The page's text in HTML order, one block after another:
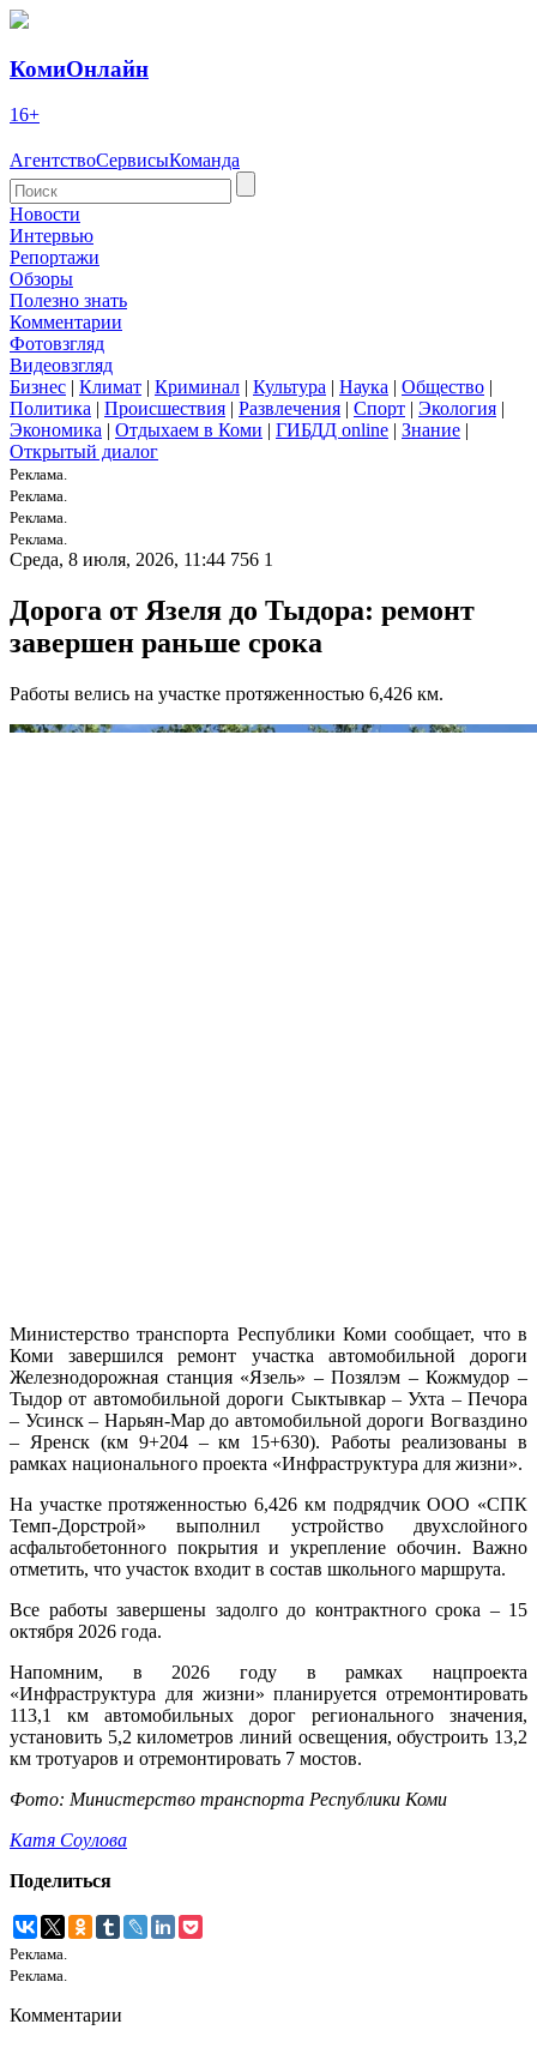
КомиОнлайн
16+
АгентствоСервисыКоманда
Новости
Интервью
Репортажи
Обзоры
Полезно знать
Комментарии
Фотовзгляд
Видеовзгляд
Бизнес | Климат | Криминал | Культура | Наука | Общество |
Политика | Происшествия | Развлечения | Спорт | Экология |
Экономика | Отдыхаем в Коми | ГИБДД online | Знание |
Открытый диалог
Реклама.
Реклама.
Реклама.
Реклама.
Среда, 8 июля, 2026, 11:44 756 1
Дорога от Язеля до Тыдора: ремонт
завершен раньше срока
Работы велись на участке протяженностью 6,426 км.
Министерство транспорта Республики Коми сообщает, что в
Коми завершился ремонт участка автомобильной дороги
Железнодорожная станция «Язель» – Позялэм – Кожмудор –
Тыдор от автомобильной дороги Сыктывкар – Ухта – Печора
– Усинск – Нарьян-Мар до автомобильной дороги Вогваздино
– Яренск (км 9+204 – км 15+630). Работы реализованы в
рамках национального проекта «Инфраструктура для жизни».
На участке протяженностью 6,426 км подрядчик ООО «СПК
Темп-Дорстрой» выполнил устройство двухслойного
асфальтобетонного покрытия и укрепление обочин. Важно
отметить, что участок входит в состав школьного маршрута.
Все работы завершены задолго до контрактного срока – 15
октября 2026 года.
Напомним, в 2026 году в рамках нацпроекта
«Инфраструктура для жизни» планируется отремонтировать
113,1 км автомобильных дорог регионального значения,
установить 5,2 километров линий освещения, обустроить 13,2
км тротуаров и отремонтировать 7 мостов.
Фото: Министерство транспорта Республики Коми
Катя Соулова
Поделиться
Реклама.
Реклама.
Комментарии